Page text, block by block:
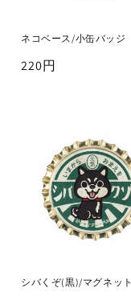
ネコベース/小缶バッジ
220円
シバくぞ(黒)/マグネット